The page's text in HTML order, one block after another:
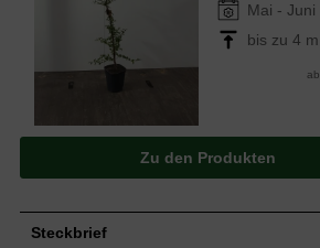
Mai - Juni
bis zu 4 m
ab
Zu den Produkten
Steckbrief